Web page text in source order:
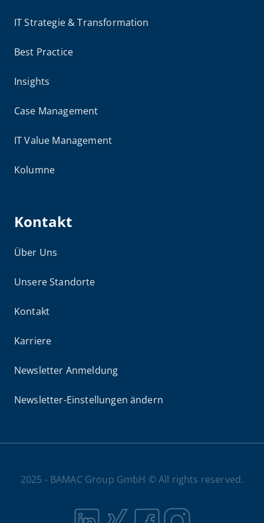
IT Strategie & Transformation
Best Practice
Insights
Case Management
IT Value Management
Kolumne
Kontakt
Über Uns
Unsere Standorte
Kontakt
Karriere
Newsletter Anmeldung
Newsletter-Einstellungen ändern
2025 - BAMAC Group GmbH © All rights reserved.